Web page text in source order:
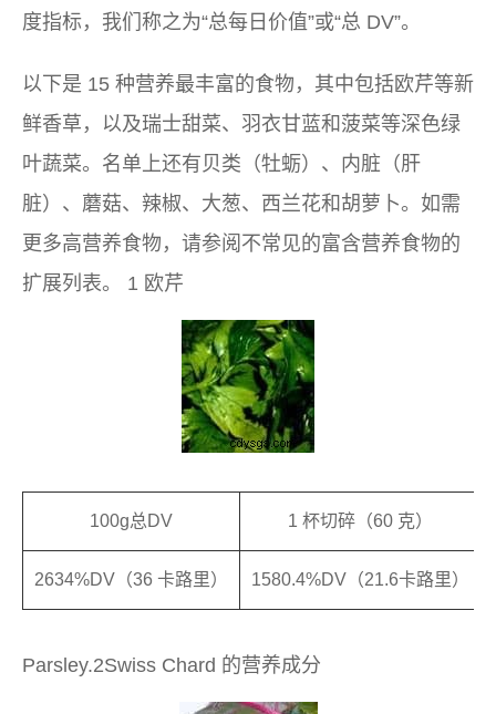
度指标，我们称之为“总每日价值”或“总 DV”。
以下是 15 种营养最丰富的食物，其中包括欧芹等新
鲜香草，以及瑞士甜菜、羽衣甘蓝和菠菜等深色绿
叶蔬菜。名单上还有贝类（牡蛎）、内脏（肝
脏）、蘑菇、辣椒、大葱、西兰花和胡萝卜。如需
更多高营养食物，请参阅不常见的富含营养食物的
扩展列表。 1 欧芹
100g总DV 1 杯切碎（60 克）
2634%DV（36 卡路里） 1580.4%DV（21.6卡路里）
Parsley.2Swiss Chard 的营养成分